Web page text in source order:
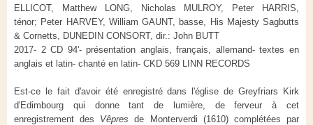
ELLICOT, Matthew LONG, Nicholas MULROY, Peter HARRIS,
ténor; Peter HARVEY, William GAUNT, basse, His Majesty Sagbutts
& Cornetts, DUNEDIN CONSORT, dir.: John BUTT
2017- 2 CD 94'- présentation anglais, français, allemand- textes en
anglais et latin- chanté en latin- CKD 569 LINN RECORDS
Est-ce le fait d'avoir été enregistré dans l'église de Greyfriars Kirk
d'Edimbourg qui donne tant de lumière, de ferveur à cet
enregistrement des Vêpres de Monterverdi (1610) complétées par